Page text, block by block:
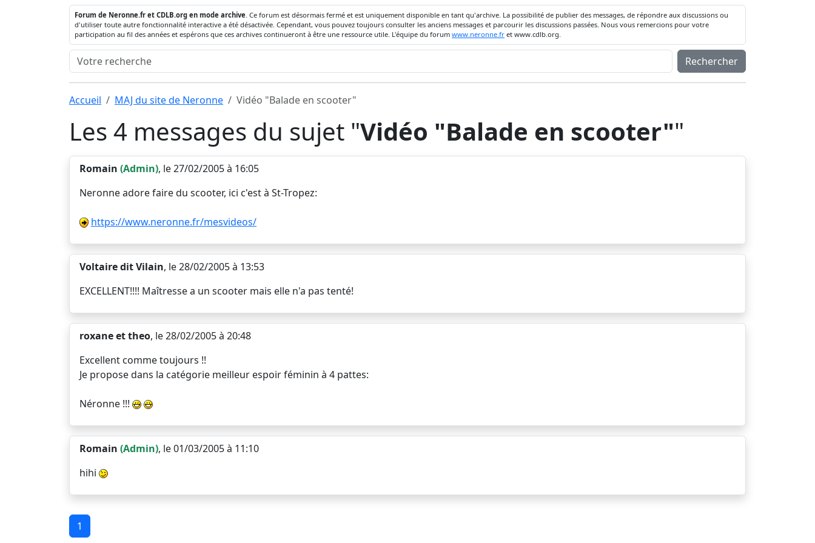
Forum de Neronne.fr et CDLB.org en mode archive. Ce forum est désormais fermé et est uniquement disponible en tant qu'archive. La possibilité de publier des messages, de répondre aux discussions ou
d'utiliser toute autre fonctionnalité interactive a été désactivée. Cependant, vous pouvez toujours consulter les anciens messages et parcourir les discussions passées. Nous vous remercions pour votre
participation au fil des années et espérons que ces archives continueront à être une ressource utile. L'équipe du forum www.neronne.fr et www.cdlb.org.
Rechercher
Accueil MAJ du site de Neronne Vidéo "Balade en scooter"
Les 4 messages du sujet "Vidéo "Balade en scooter""
Romain (Admin), le 27/02/2005 à 16:05
Neronne adore faire du scooter, ici c'est à St-Tropez:
https://www.neronne.fr/mesvideos/
Voltaire dit Vilain, le 28/02/2005 à 13:53
EXCELLENT!!!! Maîtresse a un scooter mais elle n'a pas tenté!
roxane et theo, le 28/02/2005 à 20:48
Excellent comme toujours !!
Je propose dans la catégorie meilleur espoir féminin à 4 pattes:
Néronne !!!
Romain (Admin), le 01/03/2005 à 11:10
hihi
1